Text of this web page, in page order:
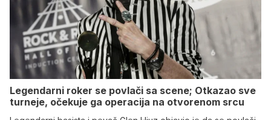
Legendarni roker se povlači sa scene; Otkazao sve
turneje, očekuje ga operacija na otvorenom srcu